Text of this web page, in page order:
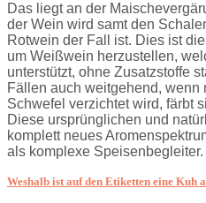
Das liegt an der
der Wein wird samt den
Rotwein der Fall ist. Dies ist
um Weißwein herzustellen,
unterstützt, ohne Zusatzstoffe
Fällen auch weitgehend, wenn
Schwefel verzichtet wird, färbt
Diese ursprünglichen und
komplett neues
als komplexe Speisenbegleiter.
Weshalb ist auf den Etiketten eine Kuh